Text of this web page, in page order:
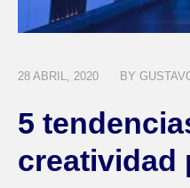
28 ABRIL, 2020 BY
5
creatividad